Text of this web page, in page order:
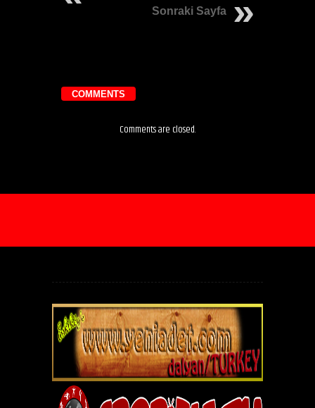
Sonraki Sayfa
COMMENTS
Comments are closed.